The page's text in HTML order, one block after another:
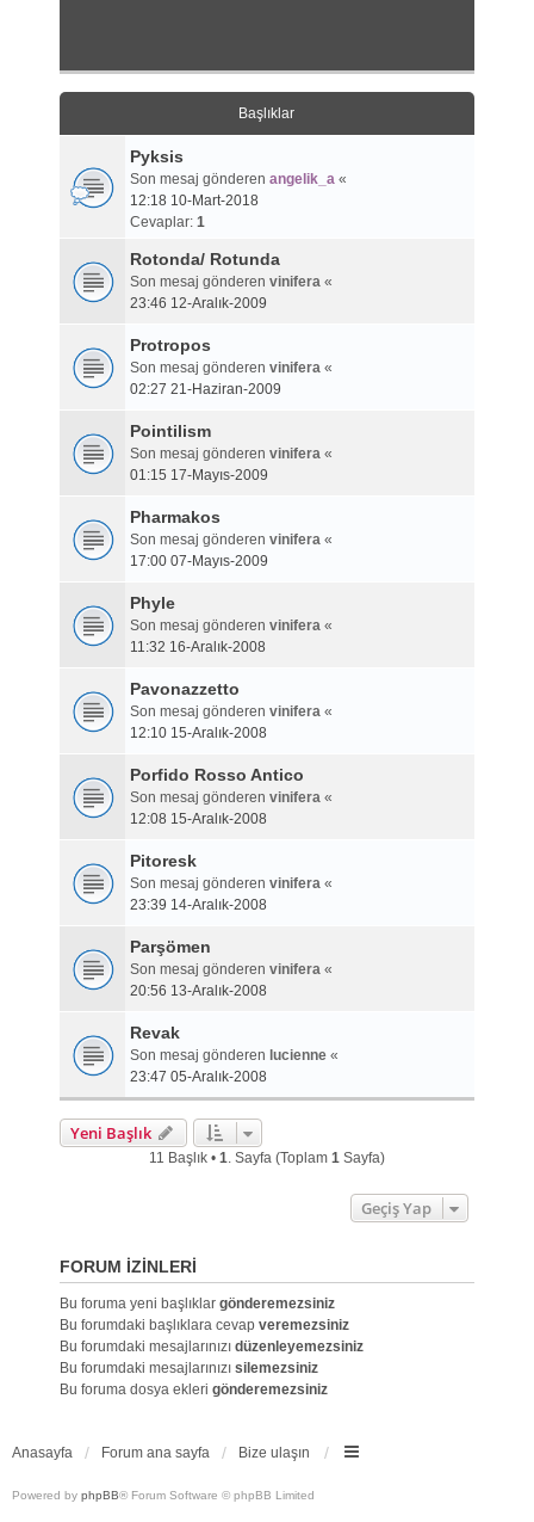
Başlıklar
Pyksis
Son mesaj gönderen angelik_a«
12:18 10-Mart-2018
Cevaplar: 1
Rotonda/ Rotunda
Son mesaj gönderen vinifera«
23:46 12-Aralık-2009
Protropos
Son mesaj gönderen vinifera«
02:27 21-Haziran-2009
Pointilism
Son mesaj gönderen vinifera«
01:15 17-Mayıs-2009
Pharmakos
Son mesaj gönderen vinifera«
17:00 07-Mayıs-2009
Phyle
Son mesaj gönderen vinifera«
11:32 16-Aralık-2008
Pavonazzetto
Son mesaj gönderen vinifera«
12:10 15-Aralık-2008
Porfido Rosso Antico
Son mesaj gönderen vinifera«
12:08 15-Aralık-2008
Pitoresk
Son mesaj gönderen vinifera«
23:39 14-Aralık-2008
Parşömen
Son mesaj gönderen vinifera«
20:56 13-Aralık-2008
Revak
Son mesaj gönderen lucienne«
23:47 05-Aralık-2008
Yeni Başlık
11 Başlık • 1. Sayfa (Toplam 1Sayfa)
Geçiş Yap
FORUM IZINLERI
Bu foruma yeni başlıklar gönderemezsiniz
Bu forumdaki başlıklara cevap veremezsiniz
Bu forumdaki mesajlarınızı düzenleyemezsiniz
Bu forumdaki mesajlarınızı silemezsiniz
Bu foruma dosya ekleri gönderemezsiniz
Anasayfa Forum ana sayfa Bize ulaşın
Powered by phpBB® Forum Software © phpBB Limited